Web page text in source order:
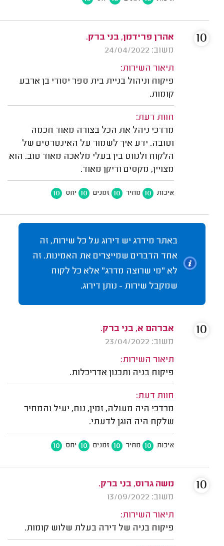
אהרן פרידמן, בני ברק.
משוב: 24/04/2022
תיאור השירות:
פיקוח וניהול בניית בית ספר יסודי בן ארבע
קומות.
חוות דעת:
מרדכי ניהל את הכל בצורה מאוד חכמה
וטובה. ידע איך לשמור על האינטרסים של
הלקוח ולנווט בין בעלי מלאכה מאוד טוב. הוא
מצויין, מקסים ודיקן מאוד.
איכות 10 מחיר 10 זמנים 10 יחס 10
10
באתר מידרג יש דירוג על כל שירות, זה
אחד הדברים שמייצרים את האמינות. זה
לא "מי שרוצה מדרג" אלא כל לקוח
שמקבל שירות - נותן דירוג.
אברהם א, בני ברק.
משוב: 23/04/2022
תיאור השירות:
פיקוח בניה ותכנון אדריכלות.
חוות דעת:
מרדכי היה מעולה, זמין, נוח, יעיל והמחיר
שלקח היה הוגן לדעתי.
איכות 10 מחיר 10 זמנים 10 יחס 10
10
משה גרוס, בני ברק.
משוב: 13/09/2022
תיאור השירות:
פיקוח בניה של דירה בעלת שלוש קומות.
10